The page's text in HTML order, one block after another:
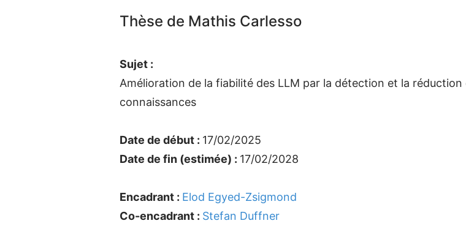
Thèse de Mathis Carlesso
Sujet :
Amélioration de la fiabilité des LLM par la détection et la
connaissances
Date de début : 17/02/2025
Date de fin (estimée) : 17/02/2028
Encadrant : Elod Egyed-Zsigmond
Co-encadrant : Stefan Duffner